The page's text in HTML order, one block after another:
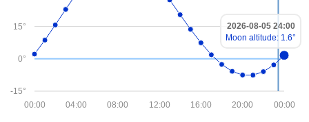
-15°
0°
15°
00:00
20:00
16:00
12:00
08:00
04:00
00:00
2026-08-05 24:00
Moon altitude: 1.6°